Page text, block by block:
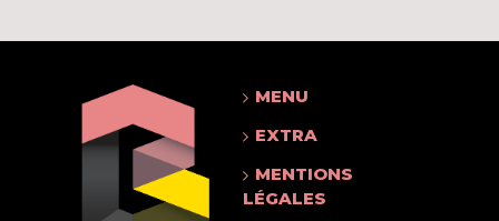
MENU
EXTRA
MENTIONS
LÉGALES